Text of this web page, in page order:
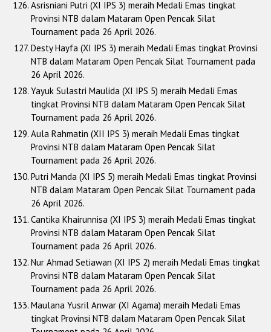
Asrisniani Putri (XI IPS 3) meraih Medali Emas tingkat
Provinsi NTB dalam Mataram Open Pencak Silat
Tournament pada 26 April 2026.
Desty Hayfa (XI IPS 3) meraih Medali Emas tingkat Provinsi
NTB dalam Mataram Open Pencak Silat Tournament pada
26 April 2026.
Yayuk Sulastri Maulida (XI IPS 5) meraih Medali Emas
tingkat Provinsi NTB dalam Mataram Open Pencak Silat
Tournament pada 26 April 2026.
Aula Rahmatin (XII IPS 3) meraih Medali Emas tingkat
Provinsi NTB dalam Mataram Open Pencak Silat
Tournament pada 26 April 2026.
Putri Manda (XI IPS 5) meraih Medali Emas tingkat Provinsi
NTB dalam Mataram Open Pencak Silat Tournament pada
26 April 2026.
Cantika Khairunnisa (XI IPS 3) meraih Medali Emas tingkat
Provinsi NTB dalam Mataram Open Pencak Silat
Tournament pada 26 April 2026.
Nur Ahmad Setiawan (XI IPS 2) meraih Medali Emas tingkat
Provinsi NTB dalam Mataram Open Pencak Silat
Tournament pada 26 April 2026.
Maulana Yusril Anwar (XI Agama) meraih Medali Emas
tingkat Provinsi NTB dalam Mataram Open Pencak Silat